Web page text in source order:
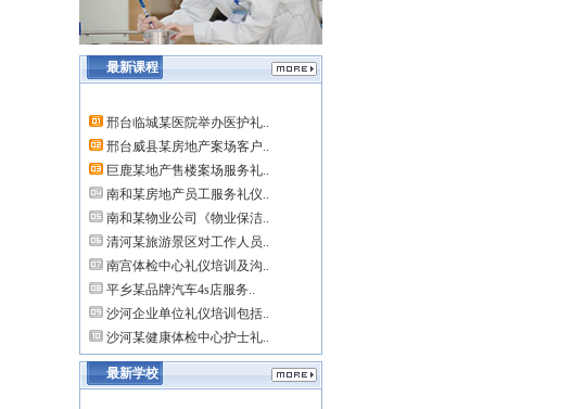
最新课程
邢台临城某医院举办医护礼..
邢台威县某房地产案场客户..
巨鹿某地产售楼案场服务礼..
南和某房地产员工服务礼仪..
南和某物业公司《物业保洁..
清河某旅游景区对工作人员..
南宫体检中心礼仪培训及沟..
平乡某品牌汽车4s店服务..
沙河企业单位礼仪培训包括..
沙河某健康体检中心护士礼..
最新学校